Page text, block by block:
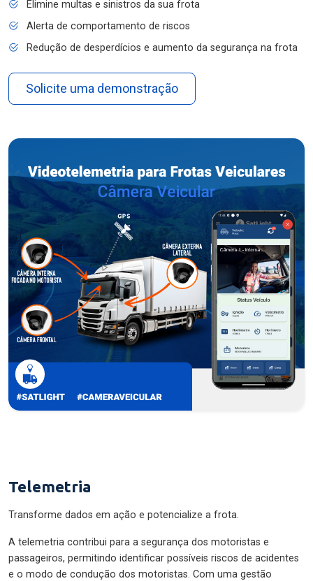
Elimine multas e sinistros da sua frota
Alerta de comportamento de riscos
Redução de desperdícios e aumento da segurança na frota
Solicite uma demonstração
Telemetria
Transforme dados em ação e potencialize a frota.
A telemetria contribui para a segurança dos motoristas e
passageiros, permitindo identificar possíveis riscos de acidentes
e o modo de condução dos motoristas. Com uma gestão